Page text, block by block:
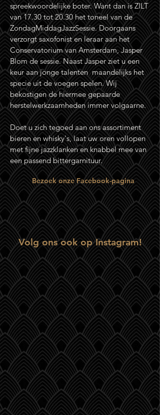
spreekwoordelijke boter. Want dan is ZILT
van 17.30 tot 20.30 het toneel van de
ZondagMiddagJazzSessie. Doorgaans
verzorgt saxofonist en leraar aan het
Conservatorium van Amsterdam, Jasper
Blom de sessie. Naast Jasper ziet u een
keur aan jonge talenten maandelijks het
specie uit de voegen spelen. Wij
bekostigen de hiermee gepaarde
herstelwerkzaamheden immer volgaarne.
Doet u zich tegoed aan ons assortiment
bieren en whisky's, laat uw oren vollopen
met fijne jazzklanken en knabbel mee van
een passend bittergarnituur.
Bezoek onze Facebook-pagina
Volg ons ook op Instagram!